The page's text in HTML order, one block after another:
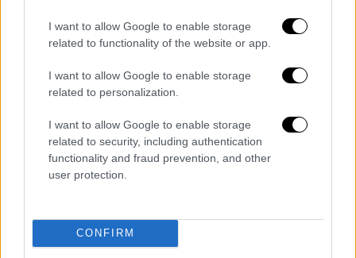
I want to allow Google to enable storage
related to functionality of the website or app.
I want to allow Google to enable storage
related to personalization.
I want to allow Google to enable storage
related to security, including authentication
functionality and fraud prevention, and other
user protection.
CONFIRM
παρακολουθήσω», δήλωσε αρχικά.
Έπειτα, αποκάλυψε μια συζήτηση που έχει
κάνει με τον γιο του, αναφορικά με την
αναγνωρισιμότητα και την αγάπη που
δέχεται ο πρώτος λόγω του επαγγέλματός
του. «Μου είπε: "Tι τραβάς κι εσύ που σου
ζητάνε όλοι φωτογραφίες, αλλά από την
άλλη, δεν είσαι και ο Κριστιάνο Ρονάλντο"